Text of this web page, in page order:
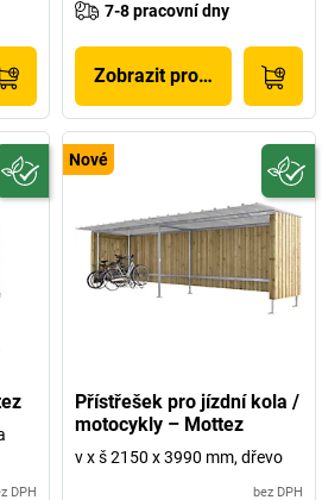
7-8 pracovní dny
Zobrazit produkt
DPH
Nové
Přístřešek pro jízdní kola /
motocykly – Mottez
v x š 2150 x 3990 mm, dřevo
bez DPH